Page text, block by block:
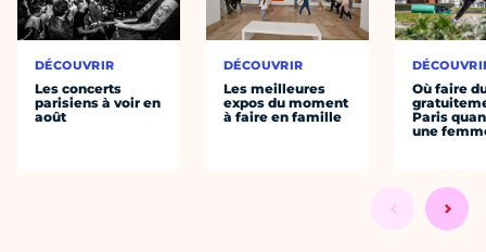
DÉCOUVRIR
Les concerts
parisiens à voir en
août
DÉCOUVRIR
Les meilleures
expos du moment
à faire en famille
Où faire
Paris
une